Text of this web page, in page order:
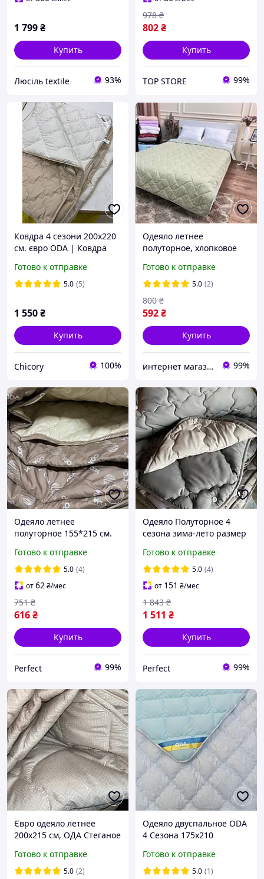
1 799₴
Купить
Люсіль textile 93%
802₴
978 ₴
Купить
TOP STORE 99%
Ковдра 4 сезони 200х220
см. євро ODA | Ковдра
ковдра 4 сезони на
кнопках
Готово к отправке
5.0 (5)
1 550₴
Купить
Chicory 100%
Одеяло летнее
полуторное, хлопковое
Легкое стеганное одеяло
ТМ ODA.
Готово к отправке
5.0 (2)
592₴
800 ₴
Купить
интернет магазин " Интер Маркет" 99%
Одеяло летнее
полуторное 155*215 см.
Качественное стеганое
летнее одеяло Ода
Готово к отправке
5.0 (4)
от62₴/мес
616₴
751 ₴
Купить
Perfect 99%
Одеяло Полуторное 4
сезона зима-лето размер
на кнопках 3 в 1, Цвет -
Серый
Готово к отправке
5.0 (4)
от 151 ₴/мес
1 511 ₴
1 843 ₴
Купить
Perfect 99%
Євро одеяло летнее
200х215 см, ОДА Стеганое
наполнитель хлопок
(Хлопкопон)
Готово к отправке
5.0 (2)
Одеяло двуспальное ODA
4 Сезона 175х210
двойное одеяло зима-
лето голубого цвета
Готово к отправке
5.0 (1)